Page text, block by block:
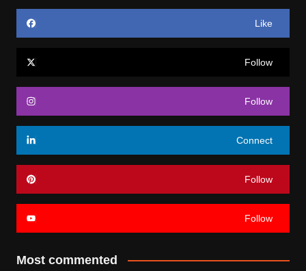
Like
Follow
Follow
Connect
Follow
Follow
Most commented